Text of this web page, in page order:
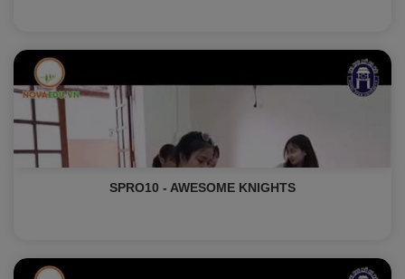
SPRO10 - AWESOME KNIGHTS